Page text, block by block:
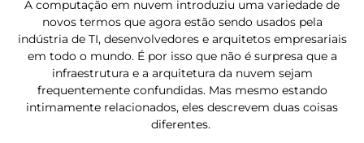
A computação em nuvem introduziu uma variedade de
novos termos que agora estão sendo usados pela
indústria de TI, desenvolvedores e arquitetos empresariais
em todo o mundo. É por isso que não é surpresa que a
infraestrutura e a arquitetura da nuvem sejam
frequentemente confundidas. Mas mesmo estando
intimamente relacionados, eles descrevem duas coisas
diferentes.